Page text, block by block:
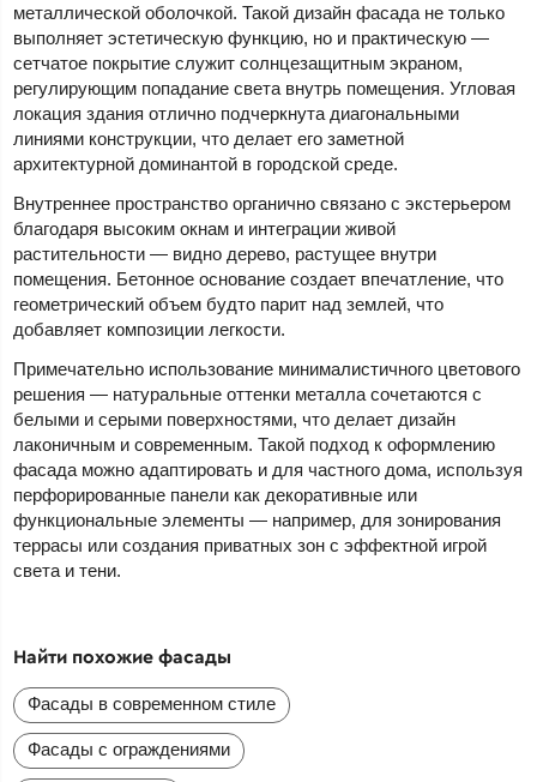
металлической оболочкой. Такой дизайн фасада не только
выполняет эстетическую функцию, но и практическую —
сетчатое покрытие служит солнцезащитным экраном,
регулирующим попадание света внутрь помещения. Угловая
локация здания отлично подчеркнута диагональными
линиями конструкции, что делает его заметной
архитектурной доминантой в городской среде.
Внутреннее пространство органично связано с экстерьером
благодаря высоким окнам и интеграции живой
растительности — видно дерево, растущее внутри
помещения. Бетонное основание создает впечатление, что
геометрический объем будто парит над землей, что
добавляет композиции легкости.
Примечательно использование минималистичного цветового
решения — натуральные оттенки металла сочетаются с
белыми и серыми поверхностями, что делает дизайн
лаконичным и современным. Такой подход к оформлению
фасада можно адаптировать и для частного дома, используя
перфорированные панели как декоративные или
функциональные элементы — например, для зонирования
террасы или создания приватных зон с эффектной игрой
света и тени.
Найти похожие фасады
Фасады в современном стиле
Фасады с ограждениями